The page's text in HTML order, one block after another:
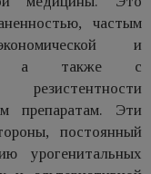
частым
и
а также с
препаратам. Эти
постоянный
урогенитальных